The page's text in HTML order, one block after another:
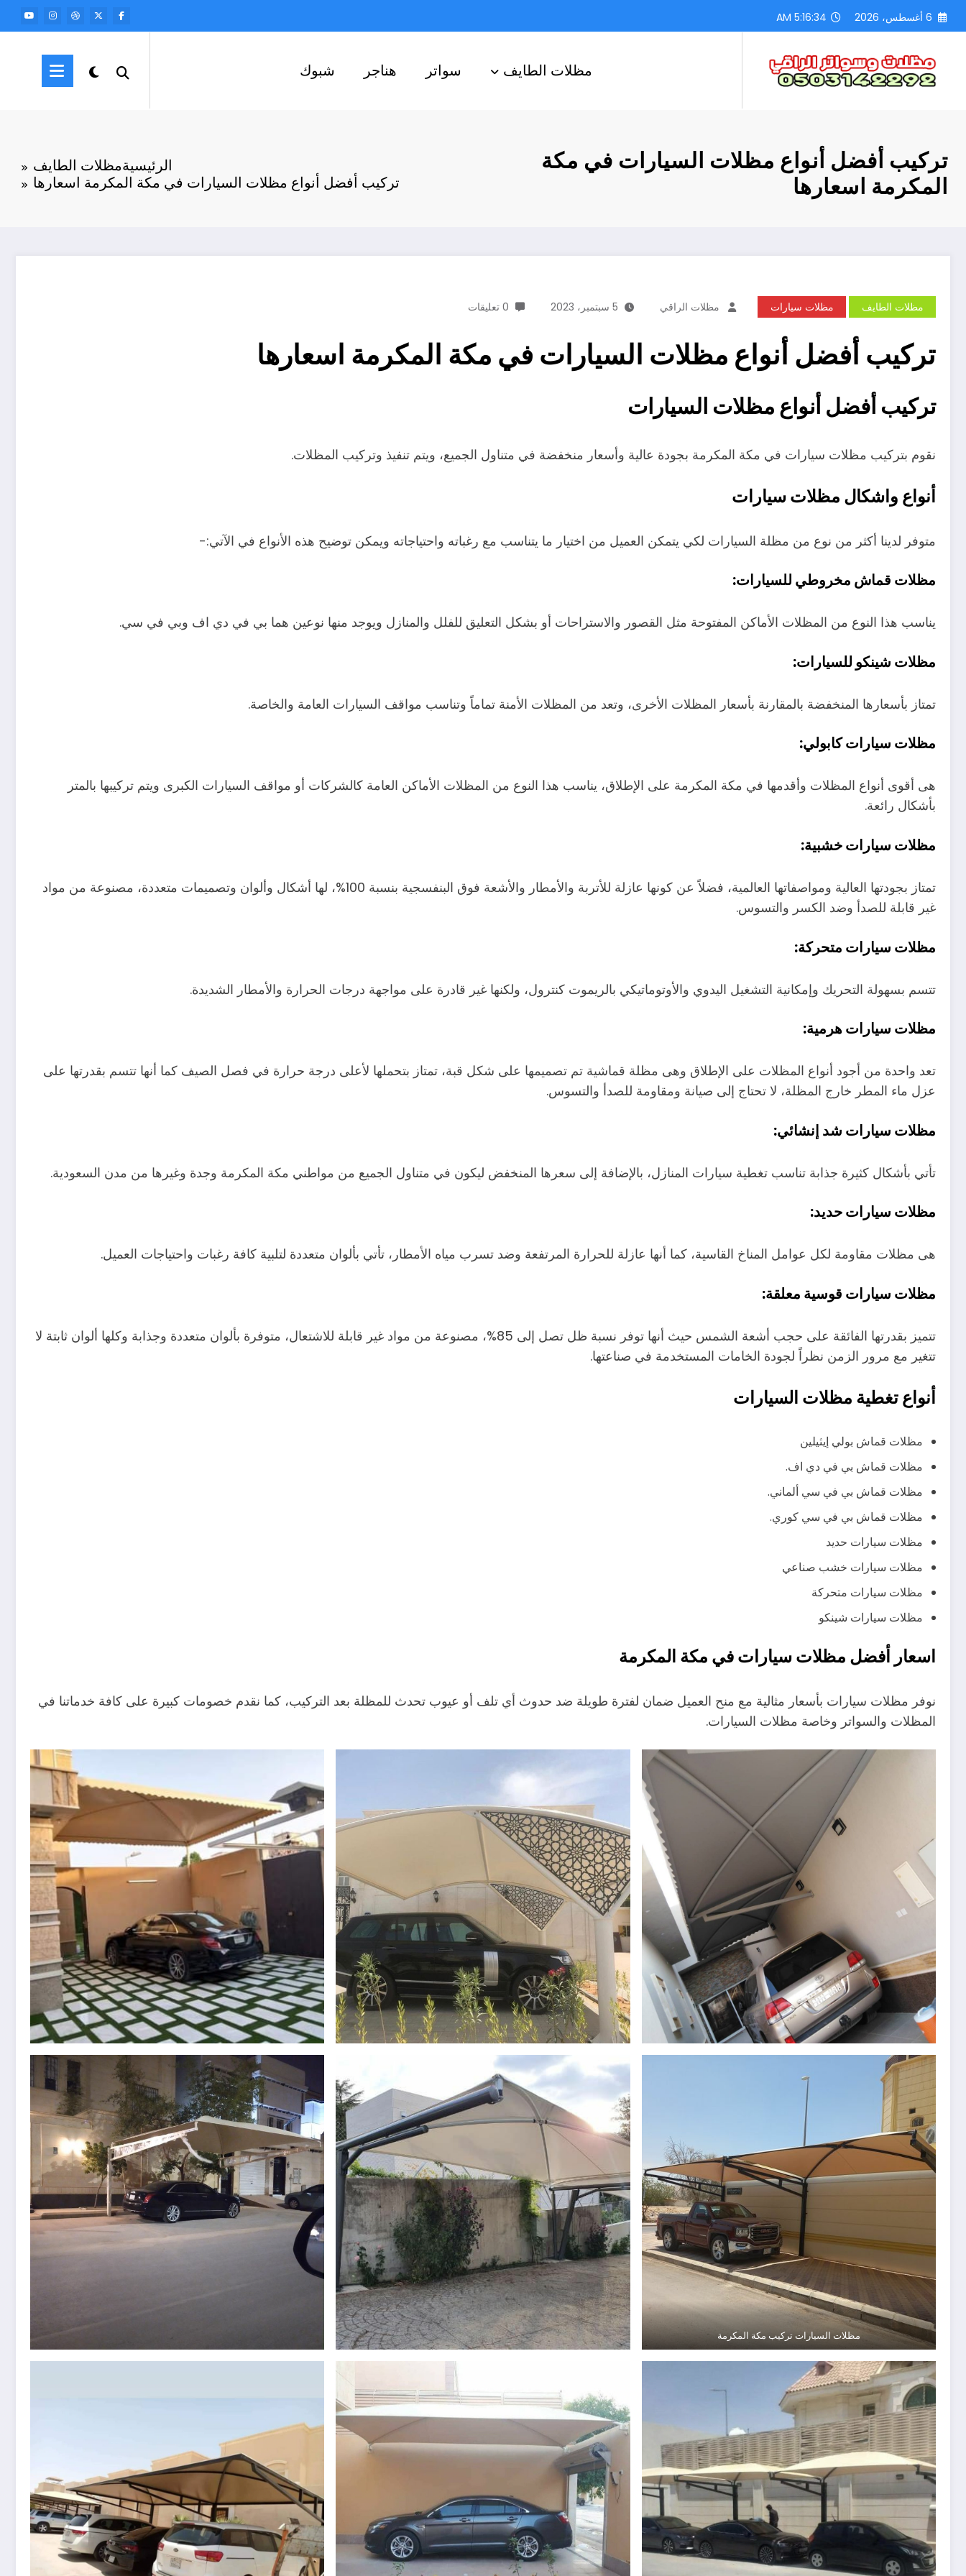
التجاوز
6 أغسطس، 2026 5:16:36 AM
مظلات الطايف سواتر هناجر شبوك
تركيب أفضل أنواع مظلات السيارات في مكة
المكرمة اسعارها
الرئيسيةمظلات الطايف
تركيب أفضل أنواع مظلات السيارات في مكة المكرمة اسعارها
مظلات الطايف مظلات سيارات مظلات الراقي 5 سبتمبر، 2023 0 تعليقات
تركيب أفضل أنواع مظلات السيارات في مكة المكرمة اسعارها
تركيب أفضل أنواع مظلات السيارات
نقوم بتركيب مظلات سيارات في مكة المكرمة بجودة عالية وأسعار منخفضة في متناول الجميع، ويتم تنفيذ وتركيب المظلات.
أنواع واشكال مظلات سيارات
متوفر لدينا أكثر من نوع من مظلة السيارات لكي يتمكن العميل من اختيار ما يتناسب مع رغباته واحتياجاته ويمكن توضيح هذه الأنواع في الآتي:-
مظلات قماش مخروطي للسيارات:
يناسب هذا النوع من المظلات الأماكن المفتوحة مثل القصور والاستراحات أو بشكل التعليق للفلل والمنازل ويوجد منها نوعين هما بي في دي اف وبي في سي.
مظلات شينكو للسيارات:
تمتاز بأسعارها المنخفضة بالمقارنة بأسعار المظلات الأخرى، وتعد من المظلات الأمنة تماماً وتناسب مواقف السيارات العامة والخاصة.
مظلات سيارات كابولي:
هى أقوى أنواع المظلات وأقدمها في مكة المكرمة على الإطلاق، يناسب هذا النوع من المظلات الأماكن العامة كالشركات أو مواقف السيارات الكبرى ويتم تركيبها بالمتر
بأشكال رائعة.
مظلات سيارات خشبية:
تمتاز بجودتها العالية ومواصفاتها العالمية، فضلاً عن كونها عازلة للأتربة والأمطار والأشعة فوق البنفسجية بنسبة 100%، لها أشكال وألوان وتصميمات متعددة، مصنوعة من مواد
غير قابلة للصدأ وضد الكسر والتسوس.
مظلات سيارات متحركة:
تتسم بسهولة التحريك وإمكانية التشغيل اليدوي والأوتوماتيكي بالريموت كنترول، ولكنها غير قادرة على مواجهة درجات الحرارة والأمطار الشديدة.
مظلات سيارات هرمية:
تعد واحدة من أجود أنواع المظلات على الإطلاق وهى مظلة قماشية تم تصميمها على شكل قبة، تمتاز بتحملها لأعلى درجة حرارة في فصل الصيف كما أنها تتسم بقدرتها على
عزل ماء المطر خارج المظلة، لا تحتاج إلى صيانة ومقاومة للصدأ والتسوس.
مظلات سيارات شد إنشائي:
تأتي بأشكال كثيرة جذابة تناسب تغطية سيارات المنازل، بالإضافة إلى سعرها المنخفض ليكون في متناول الجميع من مواطني مكة المكرمة وجدة وغيرها من مدن السعودية.
مظلات سيارات حديد:
هى مظلات مقاومة لكل عوامل المناخ القاسية، كما أنها عازلة للحرارة المرتفعة وضد تسرب مياه الأمطار، تأتي بألوان متعددة لتلبية كافة رغبات واحتياجات العميل.
مظلات سيارات قوسية معلقة:
تتميز بقدرتها الفائقة على حجب أشعة الشمس حيث أنها توفر نسبة ظل تصل إلى 85%، مصنوعة من مواد غير قابلة للاشتعال، متوفرة بألوان متعددة وجذابة وكلها ألوان ثابتة لا
تتغير مع مرور الزمن نظراً لجودة الخامات المستخدمة في صناعتها.
أنواع تغطية مظلات السيارات
مظلات قماش بولي إيثيلين
مظلات قماش بي في دي اف.
مظلات قماش بي في سي ألماني.
مظلات قماش بي في سي كوري.
مظلات سيارات حديد
مظلات سيارات خشب صناعي
مظلات سيارات متحركة
مظلات سيارات شينكو
اسعار أفضل مظلات سيارات في مكة المكرمة
نوفر مظلات سيارات بأسعار مثالية مع منح العميل ضمان لفترة طويلة ضد حدوث أي تلف أو عيوب تحدث للمظلة بعد التركيب، كما نقدم خصومات كبيرة على كافة خدماتنا في
المظلات والسواتر وخاصة مظلات السيارات.
مظلات السيارات تركيب مكة المكرمة